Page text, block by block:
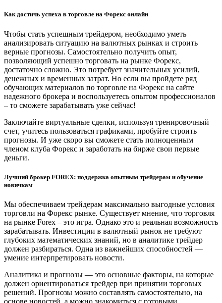
Как достичь успеха в торговле на Форекс онлайн
Чтобы стать успешным трейдером, необходимо уметь
анализировать ситуацию на валютных рынках и строить
верные прогнозы. Самостоятельно получить опыт,
позволяющий успешно торговать на рынке Форекс,
достаточно сложно. Это потребует значительных усилий,
денежных и временных затрат. Но если вы пройдете ряд
обучающих материалов по торговле на Форекс на сайте
надежного брокера и воспользуетесь опытом профессионалов
– то сможете зарабатывать уже сейчас!
Заключайте виртуальные сделки, используя тренировочный
счет, учитесь пользоваться графиками, пробуйте строить
прогнозы. И уже скоро вы сможете стать полноценным
членом клуба Форекс и заработать на бирже свои первые
деньги.
Лучший брокер FOREX: поддержка опытным трейдерам и обучение
новичкам
Мы обеспечиваем трейдерам максимально выгодные условия
торговли на Форекс рынке. Существует мнение, что торговля
на рынке Forex – это игра. Однако это и реальная возможность
зарабатывать. Инвестиции в валютный рынок не требуют
глубоких математических знаний, но в аналитике трейдер
должен разбираться. Одна из важнейших способностей —
умение интерпретировать новости.
Аналитика и прогнозы — это основные факторы, на которые
должен ориентироваться трейдер при принятии торговых
решений. Прогнозы можно составлять самостоятельно, на
основе новостей, а можно знакомиться с готовыми